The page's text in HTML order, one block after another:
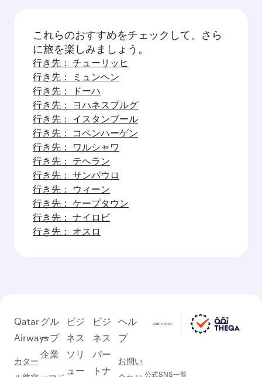
これらのおすすめをチェックして、さら
に旅を楽しみましょう。
行き先： チューリッヒ
行き先： ミュンヘン
行き先： ドーハ
行き先： ヨハネスブルグ
行き先： イスタンブール
行き先： コペンハーゲン
行き先： ワルシャワ
行き先： テヘラン
行き先： サンパウロ
行き先： ウィーン
行き先： ケープタウン
行き先： ナイロビ
行き先： オスロ
Qatar
Airways
カター
グル
ープ
企業
ビジ
ネス
ソリ
ュー
ビジ
ネス
パー
トナ
ヘル
プ
お問い
公式SNS一覧